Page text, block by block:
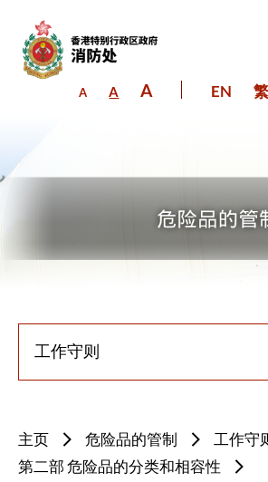
A A A EN 繁
主页 危险品的管制
工作守
第二部 危险品的分类和相容性